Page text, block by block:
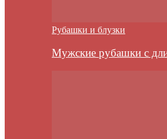
Рубашки и блузки
Мужские рубашки с